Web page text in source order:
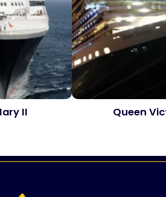
II Queen